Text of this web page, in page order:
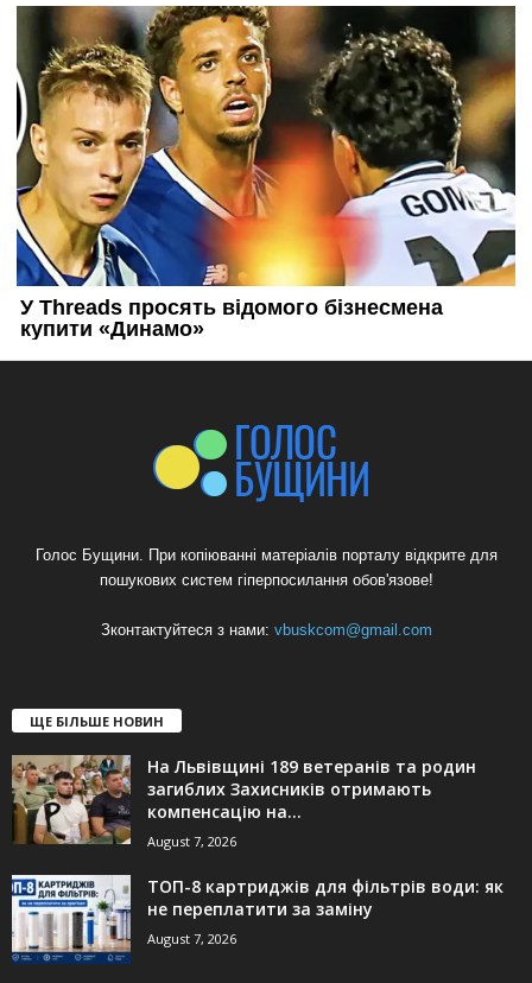
Голос Бущини. При копіюванні матеріалів порталу відкрите для
пошукових систем гіперпосилання обов'язове!
Зконтактуйтеся з нами: vbuskcom@gmail.com
ЩЕ БІЛЬШЕ НОВИН
На Львівщині 189 ветеранів та родин
загиблих Захисників отримають
компенсацію на...
August 7, 2026
ТОП-8 картриджів для фільтрів води: як
не переплатити за заміну
August 7, 2026